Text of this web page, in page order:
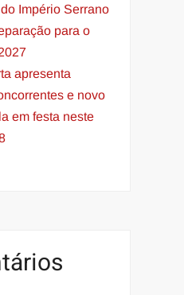
Império Serrano
para o
apresenta
e novo
em festa neste